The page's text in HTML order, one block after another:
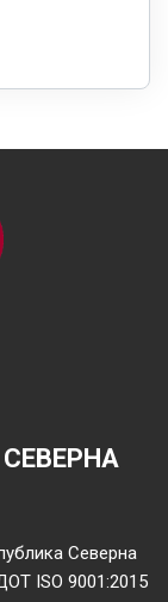
Северна
ISO 9001:2015